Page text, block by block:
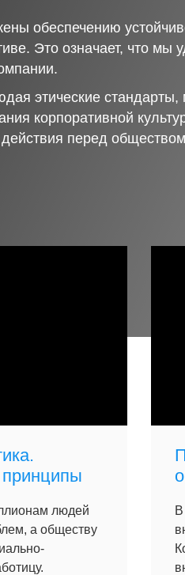
обеспечению
Это означает, что мы
этические
корпоративной
действия перед
людей
а обществу